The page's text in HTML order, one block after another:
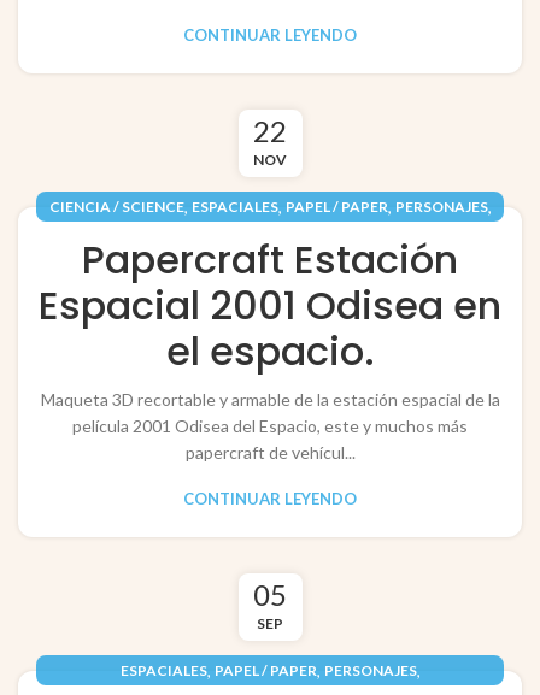
CONTINUAR LEYENDO
22
NOV
CIENCIA / SCIENCE, ESPACIALES, PAPEL / PAPER, PERSONAJES,
Papercraft Estación
Espacial 2001 Odisea en
el espacio.
Maqueta 3D recortable y armable de la estación espacial de la
película 2001 Odisea del Espacio, este y muchos más
papercraft de vehícul...
CONTINUAR LEYENDO
05
SEP
ESPACIALES, PAPEL / PAPER, PERSONAJES,